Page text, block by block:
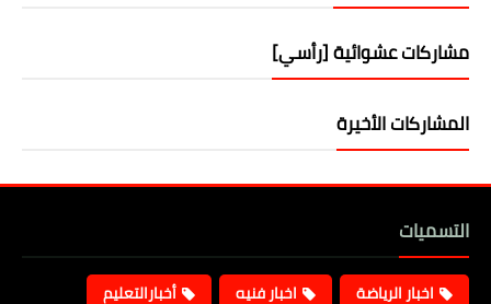
مشاركات عشوائية [رأسي]
المشاركات الأخيرة
التسميات
اخبار الرياضة اخبار فنيه
أخبارالتعليم